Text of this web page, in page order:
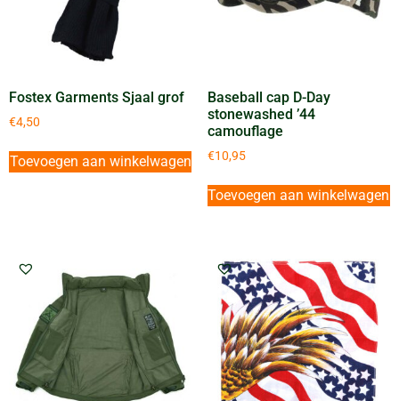
Fostex Garments Sjaal grof
€4,50
Toevoegen aan winkelwagen
Baseball cap D-Day
stonewashed ’44
camouflage
€10,95
Toevoegen aan winkelwagen